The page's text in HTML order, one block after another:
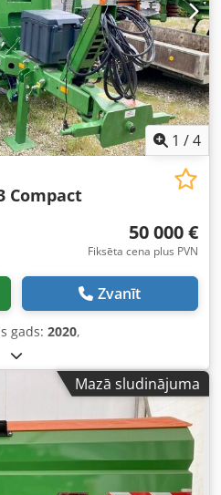
1 /4
Compact
50 000 €
Fiksēta cena plus PVN
Zvanīt
gads: 2020,
Mazā sludinājuma